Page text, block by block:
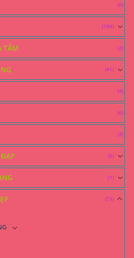
(0)
(186)
TẮM (2)
(41)
(4)
(6)
(2)
(0)
(1)
(73)